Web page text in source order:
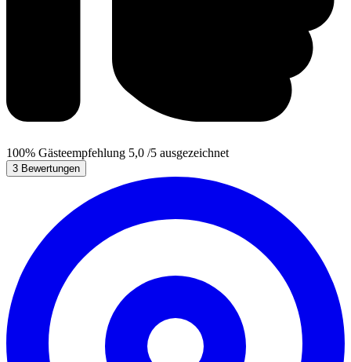
100% Gästeempfehlung 5,0 /5 ausgezeichnet
3 Bewertungen